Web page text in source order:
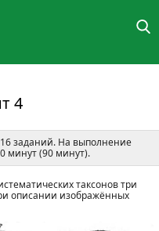
4
заданий. На выполнение
минут (90 минут).
таксонов три
описании изображённых